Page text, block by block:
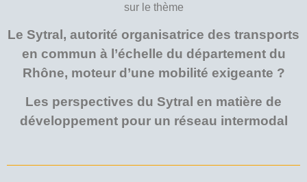
sur le thème
Le Sytral, autorité organisatrice des transports
en commun à l’échelle du département du
Rhône, moteur d’une mobilité exigeante ?
Les perspectives du Sytral en matière de
développement pour un réseau intermodal